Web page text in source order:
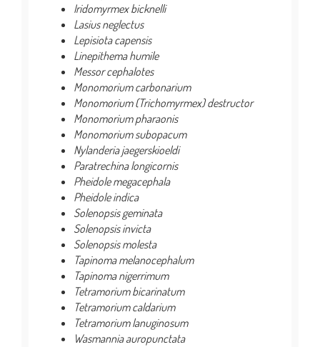
Iridomyrmex bicknelli
Lasius neglectus
Lepisiota capensis
Linepithema humile
Messor cephalotes
Monomorium carbonarium
Monomorium (Trichomyrmex) destructor
Monomorium pharaonis
Monomorium subopacum
Nylanderia jaegerskioeldi
Paratrechina longicornis
Pheidole megacephala
Pheidole indica
Solenopsis geminata
Solenopsis invicta
Solenopsis molesta
Tapinoma melanocephalum
Tapinoma nigerrimum
Tetramorium bicarinatum
Tetramorium caldarium
Tetramorium lanuginosum
Wasmannia auropunctata